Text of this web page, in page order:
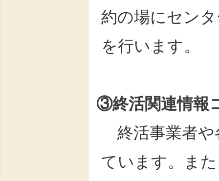
約の場にセン
を行います。
③終活関連情報
終活事業者や
ています。ま